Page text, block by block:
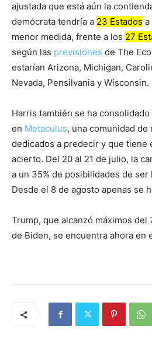
ajustada que está aún la
demócrata tendría a 23 Estados a
menor medida, frente a los 27
según las previsiones de The
estarían Arizona, Michigan,
Nevada, Pensilvania y Wisconsin.
Harris también se ha
en Metaculus, una comunidad
dedicados a predecir y que tiene
acierto. Del 20 al 21 de julio, la
a un 35% de posibilidades de
Desde el 8 de agosto apenas se
Trump, que alcanzó máximos del
de Biden, se encuentra ahora en